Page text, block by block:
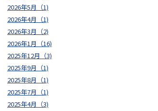
2026年5月（1)
2026年4月（1)
2026年3月（2)
2026年1月（16)
2025年12月（3)
2025年9月（1)
2025年8月（1)
2025年7月（1)
2025年4月（3)